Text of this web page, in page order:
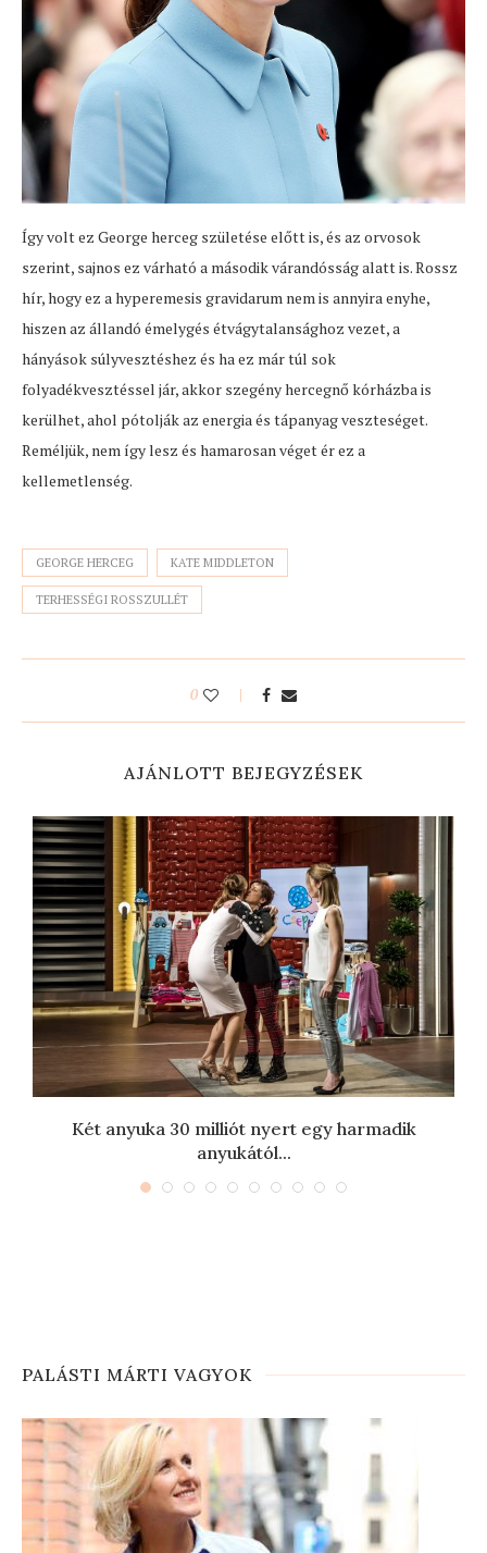
Így volt ez George herceg születése előtt is, és az orvosok
szerint, sajnos ez várható a második várandósság alatt is. Rossz
hír, hogy ez a hyperemesis gravidarum nem is annyira enyhe,
hiszen az állandó émelygés étvágytalansághoz vezet, a
hányások súlyvesztéshez és ha ez már túl sok
folyadékvesztéssel jár, akkor szegény hercegnő kórházba is
kerülhet, ahol pótolják az energia és tápanyag veszteséget.
Reméljük, nem így lesz és hamarosan véget ér ez a
kellemetlenség.
GEORGE HERCEG KATE MIDDLETON
TERHESSÉGI ROSSZULLÉT
0
AJÁNLOTT BEJEGYZÉSEK
Két anyuka 30 milliót nyert egy harmadik
anyukától...
PALÁSTI MÁRTI VAGYOK